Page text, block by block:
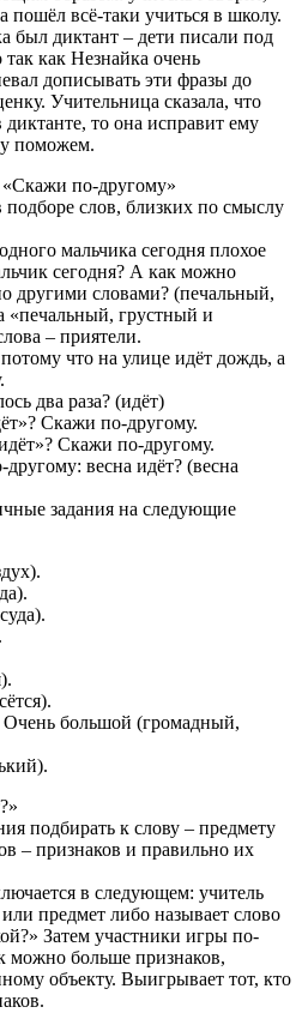
всё-таки учиться в школу.
был диктант – дети писали под
как Незнайка очень
дописывать эти фразы до
Учительница сказала, что
то она исправит ему
поможем.
по-другому»
слов, близких по смыслу
мальчика сегодня плохое
сегодня? А как можно
другими словами? (печальный,
«печальный, грустный и
– приятели.
что на улице идёт дождь, а
два раза? (идёт)
Скажи по-другому.
Скажи по-другому.
весна идёт? (весна
задания на следующие
Очень большой (громадный,
подбирать к слову – предмету
– признаков и правильно их
в следующем: учитель
предмет либо называет слово
Затем участники игры по-
можно больше признаков,
объекту. Выигрывает тот, кто